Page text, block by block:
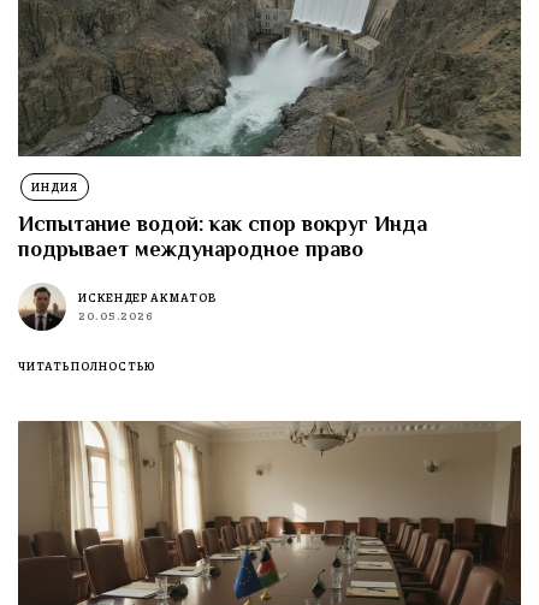
ИНДИЯ
Испытание водой: как спор вокруг Инда
подрывает международное право
ИСКЕНДЕР АКМАТОВ
20.05.2026
ЧИТАТЬ ПОЛНОСТЬЮ